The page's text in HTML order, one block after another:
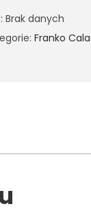
Brak danych
Franko